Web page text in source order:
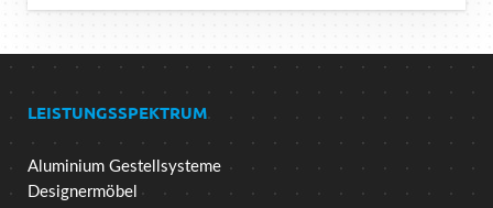
LEISTUNGSSPEKTRUM
Aluminium Gestellsysteme
Designermöbel